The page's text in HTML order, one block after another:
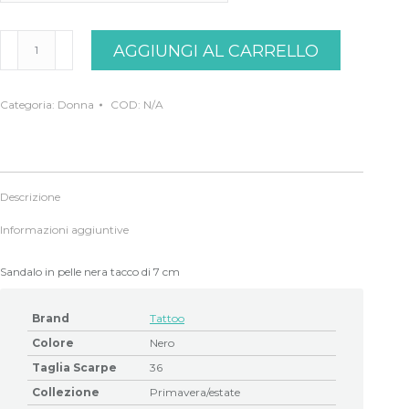
AGGIUNGI AL CARRELLO
Categoria: Donna COD: N/A
Descrizione
Informazioni aggiuntive
Sandalo in pelle nera tacco di 7 cm
Brand
Tattoo
Colore
Nero
Taglia Scarpe
36
Collezione
Primavera/estate